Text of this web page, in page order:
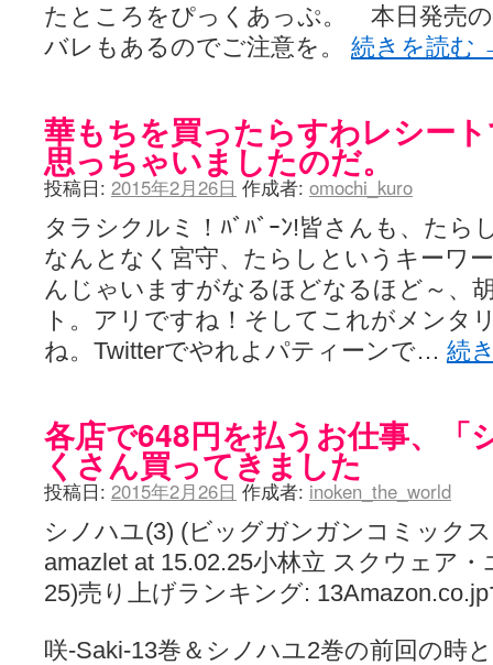
たところをぴっくあっぷ。 本日発売
バレもあるのでご注意を。 続きを読む
華もちを買ったらすわレシー
思っちゃいましたのだ。
投稿日: 2015年2月26日 作成者: omochi_kuro
タラシクルミ！ﾊﾞﾊﾞｰﾝ!皆さんも、たら
なんとなく宮守、たらしというキーワ
んじゃいますがなるほどなるほど～、
ト。アリですね！そしてこれがメンタ
ね。Twitterでやれよパティーンで… 続
各店で648円を払うお仕事、「
くさん買ってきました
投稿日: 2015年2月26日 作成者: inoken_the_world
シノハユ(3) (ビッグガンガンコミック
amazlet at 15.02.25小林立 スクウェア
25)売り上げランキング:
咲-Saki-13巻＆シノハユ2巻の前回の時